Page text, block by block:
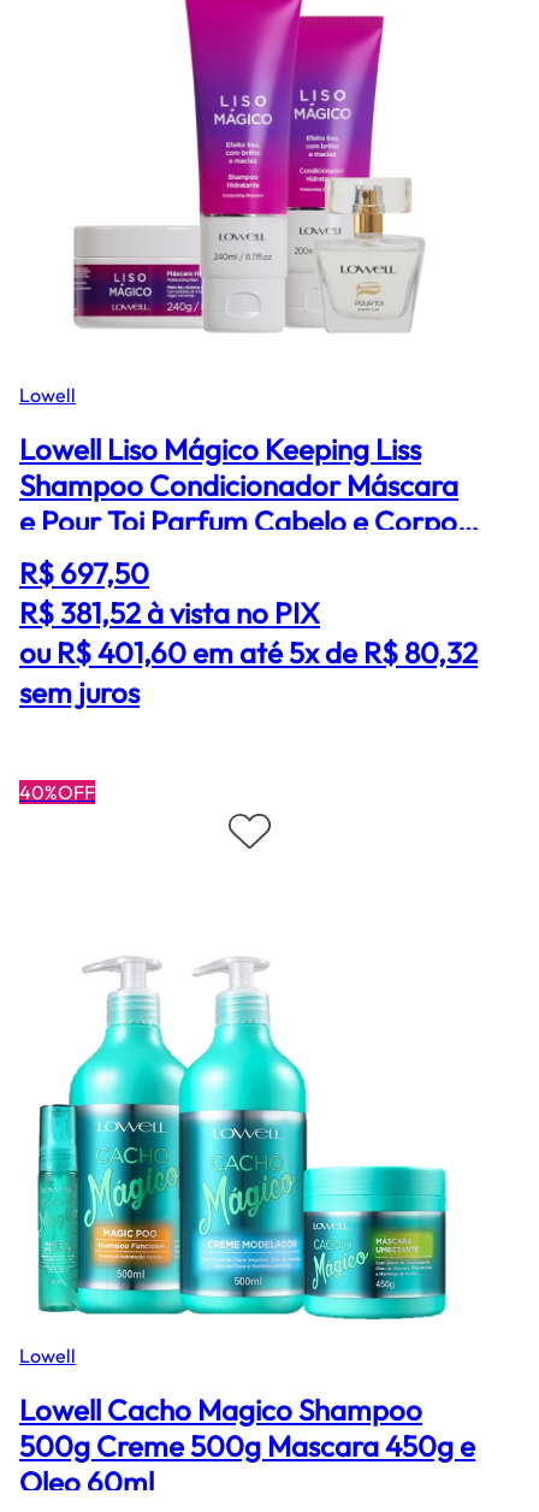
Lowell
Lowell Liso Mágico Keeping Liss
Shampoo Condicionador Máscara
e Pour Toi Parfum Cabelo e Corpo
(4 produtos)
R$ 697,50
R$ 381,52à vista no PIX
ou R$ 401,60 em até 5x de R$ 80,32
sem juros
40%OFF
Lowell
Lowell Cacho Magico Shampoo
500g Creme 500g Mascara 450g e
Oleo 60ml